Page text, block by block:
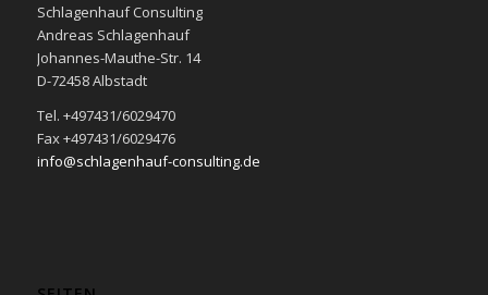
Schlagenhauf Consulting
Andreas Schlagenhauf
Johannes-Mauthe-Str. 14
D-72458 Albstadt
Tel. +497431/6029470
Fax +497431/6029476
info@schlagenhauf-consulting.de